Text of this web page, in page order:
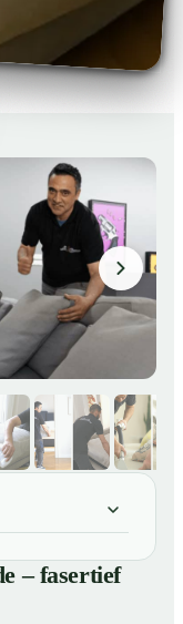
sauber &
– fasertief